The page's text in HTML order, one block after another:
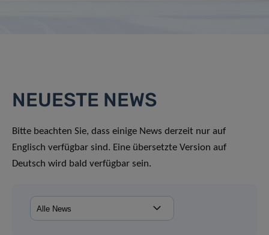
NEUESTE NEWS
Bitte beachten Sie, dass einige News derzeit nur auf
Englisch verfügbar sind. Eine übersetzte Version auf
Deutsch wird bald verfügbar sein.